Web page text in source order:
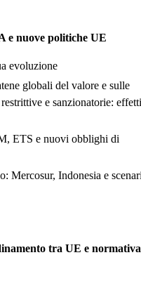
e nuove politiche UE
evoluzione
globali del valore e sulle
e sanzionatorie: effetti
ETS e nuovi obblighi di
Mercosur, Indonesia e
tra UE e normativa